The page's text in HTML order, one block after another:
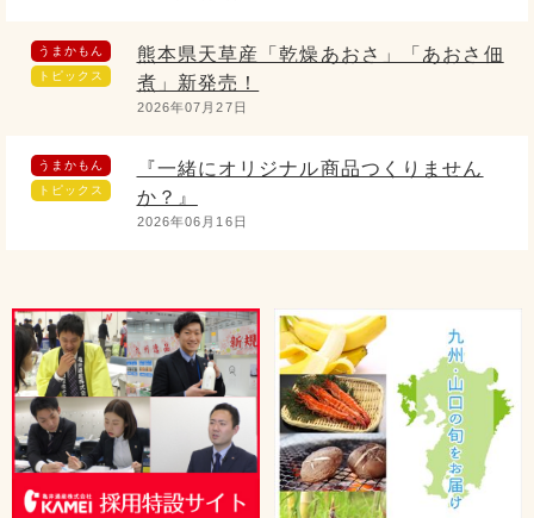
うまかもん
トピックス
熊本県天草産「乾燥あおさ」「あおさ佃
煮」新発売！
2026年07月27日
うまかもん
トピックス
『一緒にオリジナル商品つくりません
か？』
2026年06月16日
ました！
2026年05月2日
うまかもん
トピックス
たべる辣油木耳ご紹介
2026年04月15日
トピックス
桃屋と共同開発！国産豚肉の本格豚キム
チ！！